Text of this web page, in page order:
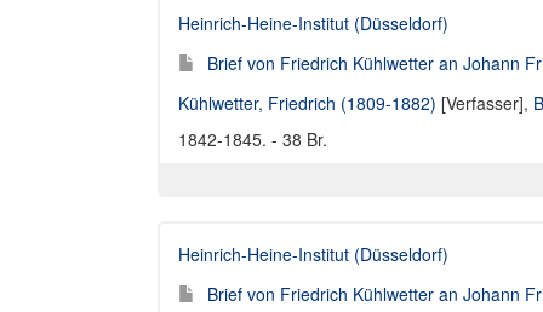
Heinrich-Heine-Institut (Düsseldorf)
Brief von Friedrich Kühlwetter an Johann
Kühlwetter, Friedrich (1809-1882) [Verfasser],
1842-1845. - 38 Br.
Heinrich-Heine-Institut (Düsseldorf)
Brief von Friedrich Kühlwetter an Johann